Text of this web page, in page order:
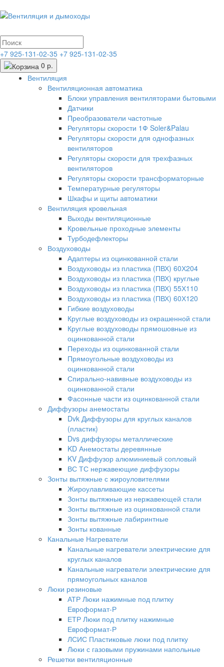
+7 925-131-02-35 +7 925-131-02-35
0 р.
Вентиляция
Вентиляционная автоматика
Блоки управления вентиляторами бытовыми
Датчики
Преобразователи частотные
Регуляторы скорости 1Ф Soler&Palau
Регуляторы скорости для однофазных
вентиляторов
Регуляторы скорости для трехфазных
вентиляторов
Регуляторы скорости трансформаторные
Температурные регуляторы
Шкафы и щиты автоматики
Вентиляция кровельная
Выходы вентиляционные
Кровельные проходные элементы
Турбодефлекторы
Воздуховоды
Адаптеры из оцинкованной стали
Воздуховоды из пластика (ПВХ) 60Х204
Воздуховоды из пластика (ПВХ) круглые
Воздуховоды из пластика (ПВХ) 55Х110
Воздуховоды из пластика (ПВХ) 60Х120
Гибкие воздуховоды
Круглые воздуховоды из окрашенной стали
Круглые воздуховоды прямошовные из
оцинкованной стали
Переходы из оцинкованной стали
Прямоугольные воздуховоды из
оцинкованной стали
Спирально-навивные воздуховоды из
оцинкованной стали
Фасонные части из оцинкованной стали
Диффузоры анемостаты
Dvk Диффузоры для круглых каналов
(пластик)
Dvs диффузоры металлические
KD Анемостаты деревянные
KV Диффузор алюминиевый сопловый
ВС ТС нержавеющие диффузоры
Зонты вытяжные с жироуловителями
Жироулавливающие кассеты
Зонты вытяжные из нержавеющей стали
Зонты вытяжные из оцинкованной стали
Зонты вытяжные лабиринтные
Зонты кованные
Канальные Нагреватели
Канальные нагреватели электрические для
круглых каналов
Канальные нагреватели электрические для
прямоугольных каналов
Люки резиновые
АТР Люки нажимные под плитку
Евроформат-Р
ЕТР Люки под плитку нажимные
Евроформат-Р
ЛСИС Пластиковые люки под плитку
Люки с газовыми пружинами напольные
Решетки вентиляционные